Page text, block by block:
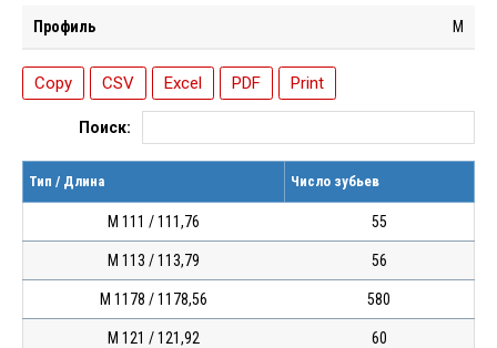
Профиль M
Copy CSV Excel PDF Print
Поиск:
Тип / Длина Число зубьев
М 111 / 111,76 55
М 113 / 113,79 56
М 1178 / 1178,56 580
М 121 / 121,92 60